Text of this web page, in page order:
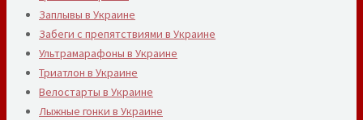
Заплывы в Украине
Забеги с препятствиями в Украине
Ультрамарафоны в Украине
Триатлон в Украине
Велостарты в Украине
Лыжные гонки в Украине